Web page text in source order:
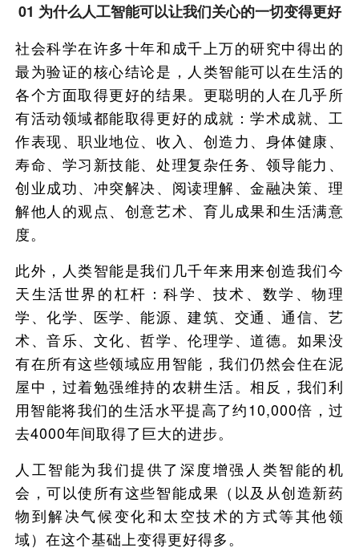
01 为什么人工智能可以让我们关心的一切变得更好
社会科学在许多十年和成千上万的研究中得出的
最为验证的核心结论是，人类智能可以在生活的
各个方面取得更好的结果。更聪明的人在几乎所
有活动领域都能取得更好的成就：学术成就、工
作表现、职业地位、收入、创造力、身体健康、
寿命、学习新技能、处理复杂任务、领导能力、
创业成功、冲突解决、阅读理解、金融决策、理
解他人的观点、创意艺术、育儿成果和生活满意
度。
此外，人类智能是我们几千年来用来创造我们今
天生活世界的杠杆：科学、技术、数学、物理
学、化学、医学、能源、建筑、交通、通信、艺
术、音乐、文化、哲学、伦理学、道德。如果没
有在所有这些领域应用智能，我们仍然会住在泥
屋中，过着勉强维持的农耕生活。相反，我们利
用智能将我们的生活水平提高了约10,000倍，过
去4000年间取得了巨大的进步。
人工智能为我们提供了深度增强人类智能的机
会，可以使所有这些智能成果（以及从创造新药
物到解决气候变化和太空技术的方式等其他领
域）在这个基础上变得更好得多。